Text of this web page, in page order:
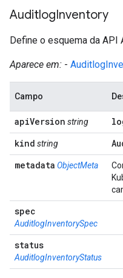
AuditlogInventory
Define o esquema da API
Aparece em: -
Campo
apiVersion string
kind string
metadata ObjectMeta
spec
AuditlogInventorySpec
status
AuditlogInventoryStatus